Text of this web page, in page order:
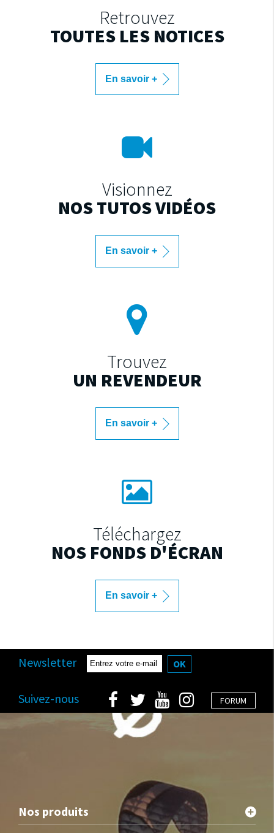
Retrouvez
TOUTES LES NOTICES
En savoir +
Visionnez
NOS TUTOS VIDÉOS
En savoir +
Trouvez
UN REVENDEUR
En savoir +
Téléchargez
NOS FONDS D'ÉCRAN
En savoir +
Newsletter OK
FORUM
Suivez-nous
Nos produits